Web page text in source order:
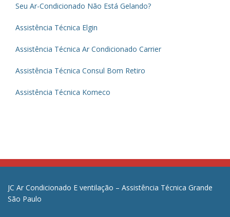
Seu Ar-Condicionado Não Está Gelando?
Assistência Técnica Elgin
Assistência Técnica Ar Condicionado Carrier
Assistência Técnica Consul Bom Retiro
Assistência Técnica Komeco
JC Ar Condicionado E ventilação – Assistência Técnica Grande
São Paulo